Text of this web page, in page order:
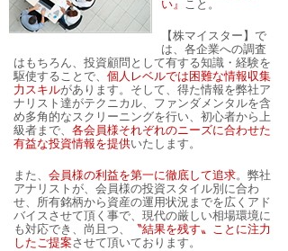
い』 こと。
【株マイスター】で
は、各企業への調査
はもちろん、投資顧問として有する知識・経験を
駆使することで、 個人レベルでは困難な情報収集
力スキルがあります。そして、得た情報を弊社ア
ナリスト達がテクニカル、ファンダメンタルを含
め多角的なスクリーニングを行い、初心者から上
級者まで、 各会員様それぞれのニーズに合わせた
有益な投資情報を提供いたします。
また、 会員様の利益を第一に徹底して追求。弊社
アナリストが、会員様の投資スタイル別に合わ
せ、所有銘柄から資産の運用状況までを広くアド
バイスさせて頂く事で、現代の厳しい相場環境に
も対応でき、尚且つ、
〝結果を残す〟ことに注力
したご提案させて頂いております。